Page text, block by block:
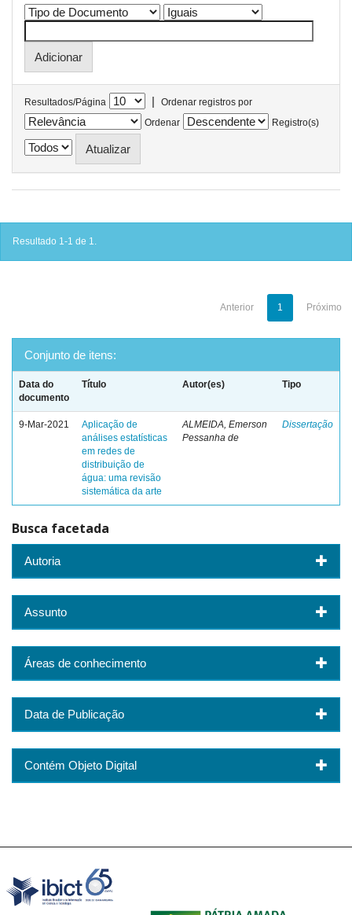
Resultados/Página |
Ordenar registros por
Ordenar
Registro(s)
Resultado 1-1 de 1.
Anterior 1 Próximo
Conjunto de itens:
Data do
documento
Título Autor(es) Tipo
9-Mar-2021
Aplicação de
análises estatísticas
em redes de
distribuição de
água: uma revisão
sistemática da arte
ALMEIDA, Emerson
Pessanha de
Dissertação
Busca facetada
Autoria
Assunto
Áreas de conhecimento
Data de Publicação
Contém Objeto Digital